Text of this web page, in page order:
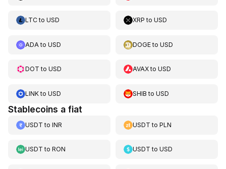
LTCto USD XRP toUSD
ADA to USD DOGEtoUSD
DOT to USD AVAXtoUSD
LINKto USD SHIB toUSD
Stablecoins a fiat
USDT to INR USDT toPLN
USDT to RON USDT toUSD